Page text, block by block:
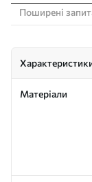
Поширені
Матеріали